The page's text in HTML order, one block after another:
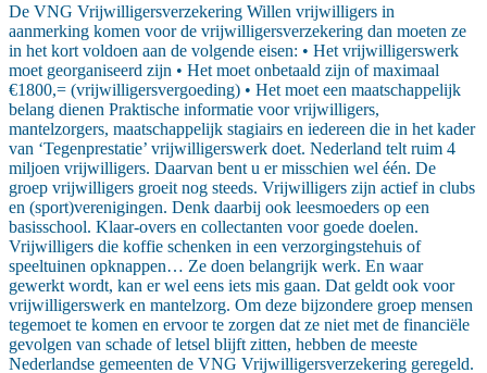
De VNG Vrijwilligersverzekering Willen vrijwilligers in
aanmerking komen voor de vrijwilligersverzekering dan moeten ze
in het kort voldoen aan de volgende eisen: • Het vrijwilligerswerk
moet georganiseerd zijn • Het moet onbetaald zijn of maximaal
€1800,= (vrijwilligersvergoeding) • Het moet een maatschappelijk
belang dienen Praktische informatie voor vrijwilligers,
mantelzorgers, maatschappelijk stagiairs en iedereen die in het kader
van ‘Tegenprestatie’ vrijwilligerswerk doet. Nederland telt ruim 4
miljoen vrijwilligers. Daarvan bent u er misschien wel één. De
groep vrijwilligers groeit nog steeds. Vrijwilligers zijn actief in clubs
en (sport)verenigingen. Denk daarbij ook leesmoeders op een
basisschool. Klaar-overs en collectanten voor goede doelen.
Vrijwilligers die koffie schenken in een verzorgingstehuis of
speeltuinen opknappen… Ze doen belangrijk werk. En waar
gewerkt wordt, kan er wel eens iets mis gaan. Dat geldt ook voor
vrijwilligerswerk en mantelzorg. Om deze bijzondere groep mensen
tegemoet te komen en ervoor te zorgen dat ze niet met de financiële
gevolgen van schade of letsel blijft zitten, hebben de meeste
Nederlandse gemeenten de VNG Vrijwilligersverzekering geregeld.